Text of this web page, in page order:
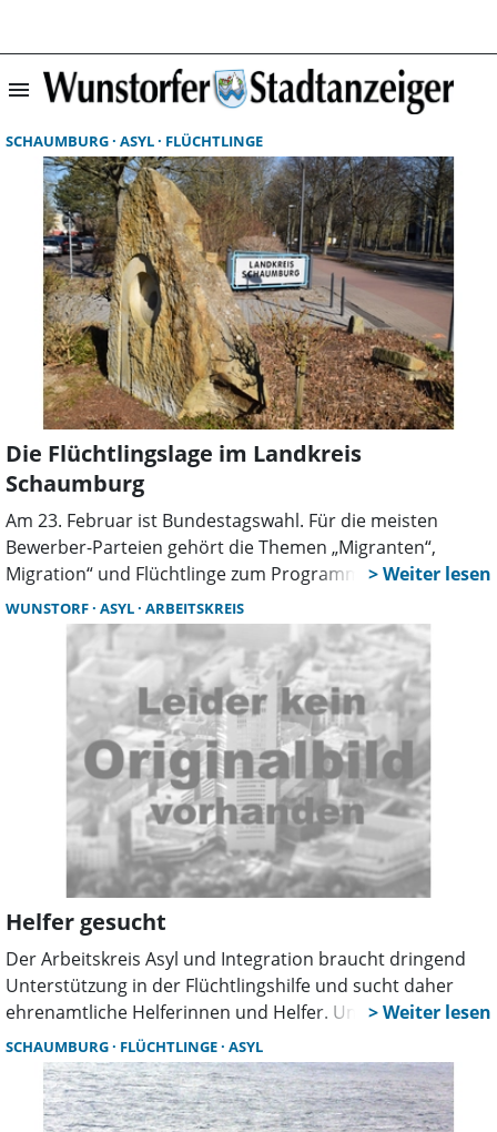
menu
SCHAUMBURG ASYL FLÜCHTLINGE
Die Flüchtlingslage im Landkreis
Schaumburg
Am 23. Februar ist Bundestagswahl. Für die meisten
Bewerber-Parteien gehört die Themen „Migranten“,
Migration“ und Flüchtlinge zum Programm, mit dem sie
um die Gunst der Wähler werben. Wie stellt sich die
derzeitige Lage im Landkreis Schaumburg dar? Wie ist die
Unterbringungssituation und wie haben sich die
Gesamtumstände im vergangenen Jahr verändert. Diese
und eine Reihe weiterer Fragen rund um das Thema
Flüchtlinge, besprach das Schaumburger Wochenblatt
mit dem Ersten Kreisrat und Dezernenten beim Landkreis
Schaumburg, Klaus Heimann. Claudia Altmann aus dem
Sozialamt, Sachgebiet Unterbringung, unterstützte mit
Detailinformationen.
WUNSTORF ASYL ARBEITSKREIS
Helfer gesucht
Der Arbeitskreis Asyl und Integration braucht dringend
Unterstützung in der Flüchtlingshilfe und sucht daher
ehrenamtliche Helferinnen und Helfer. Um die Arbeit
näher vorzustellen, lädt der Arbeitskreis Interessierte zu
einem Informations- und Gedankenaustausch am 9.
November um 18 Uhr ins Mehrgenerationenhaus,
Bäckerstraße 6, ein.
SCHAUMBURG FLÜCHTLINGE ASYL